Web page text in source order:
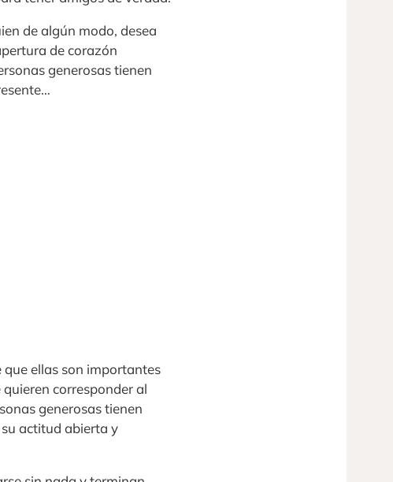
de algún modo, desea
de corazón
generosas tienen
que ellas son importantes
corresponder al
generosas tienen
actitud abierta y